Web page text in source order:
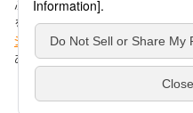
ABJマークは、この電子書店・電子書籍配
得た正規版配信サービスであることを示
ABJマークの詳細、ABJマークを掲示して
ぶんか社が運営するサイトでは、
を使用しています。 当社のCookie
シー
」をご覧ください。当サイト
ありません。